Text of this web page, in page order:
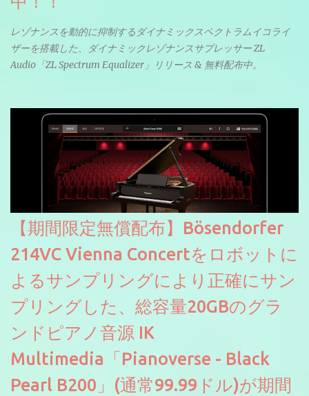
レゾナンスを動的に抑制するダイナミックスペクトラムイコライ
ザーを搭載した、ダイナミックレゾナンスサプレッサー ZL
Audio「ZL Spectrum Equalizer」リリース & 無料配布中。
【期間限定無償配布】Bösendorfer
214VC Vienna Concertをロボットに
よるサンプリングにより正確にサン
プリングした、総容量20GBのグラ
ンドピアノ音源 IK
Multimedia「Pianoverse - Black
Pearl B200」(通常99.99ドル)が期間